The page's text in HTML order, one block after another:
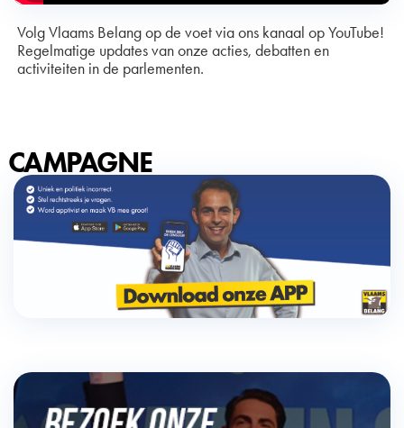
Volg Vlaams Belang op de voet via ons kanaal op YouTube!
Regelmatige updates van onze acties, debatten en
activiteiten in de parlementen.
CAMPAGNE